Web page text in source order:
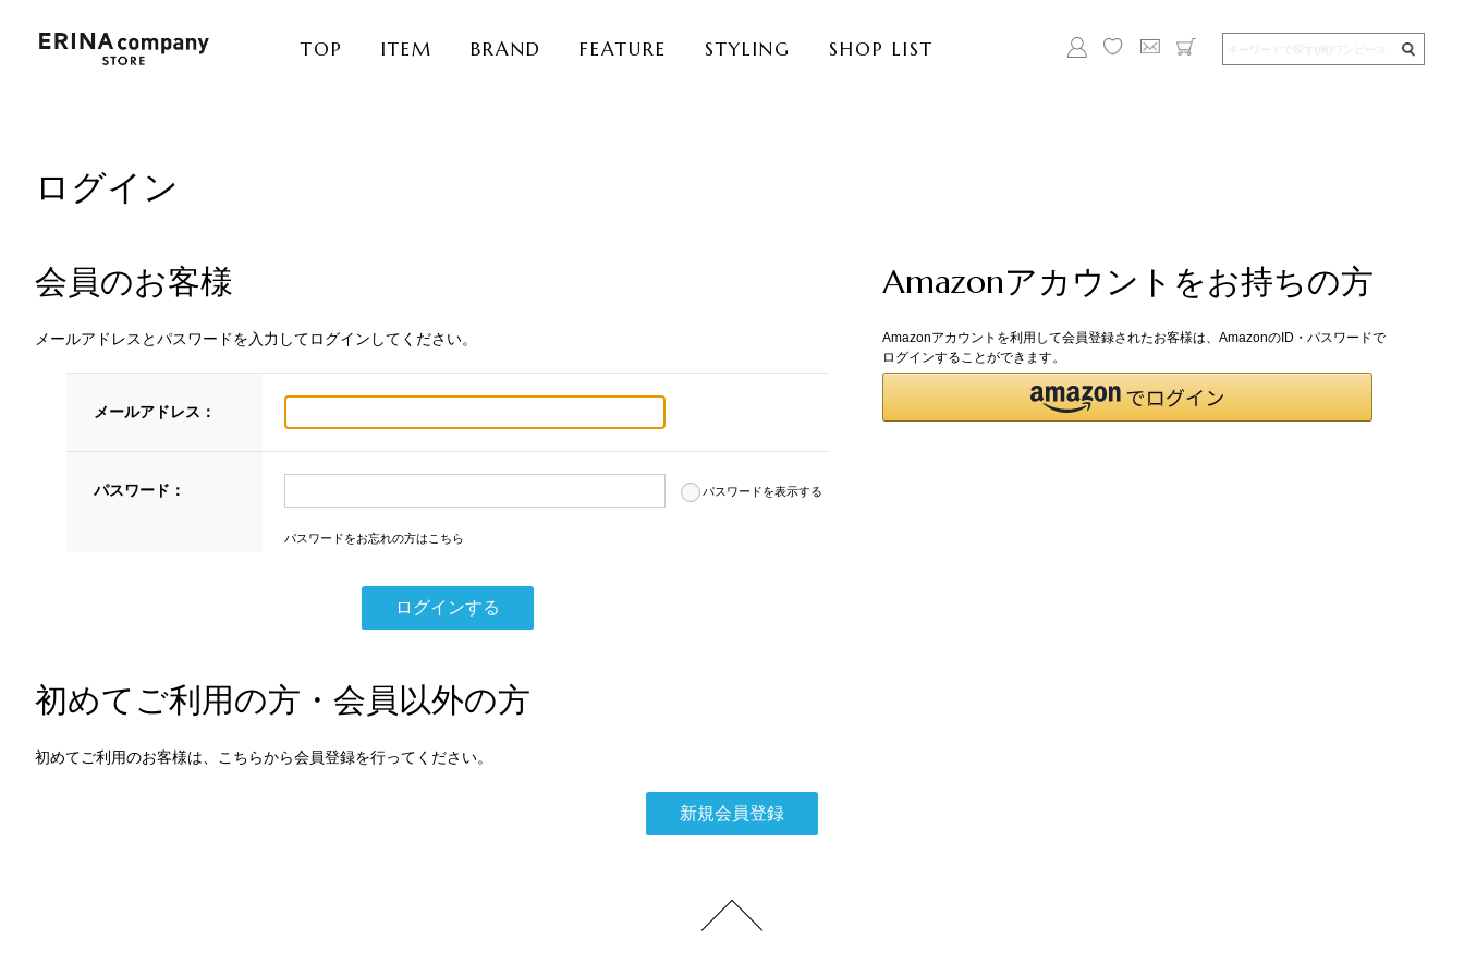
TOP ITEM BRAND FEATURE STYLING SHOP LIST
ログイン
会員のお客様
メールアドレスとパスワードを入力してログインしてください。
メールアドレス：
パスワード： パスワードを表示する
パスワードをお忘れの方はこちら
Amazonアカウントをお持ちの方
Amazonアカウントを利用して会員登録されたお客様は、AmazonのID・パスワードで
ログインすることができます。
初めてご利用の方・会員以外の方
初めてご利用のお客様は、こちらから会員登録を行ってください。